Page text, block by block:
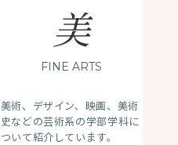
美
FINE ARTS
美術、デザイン、映画、美術
史などの芸術系の学部学科に
ついて紹介しています。